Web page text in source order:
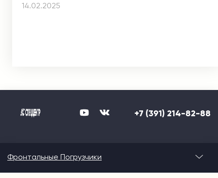
14.02.2025
+7 (391) 214-82-88
Фронтальные Погрузчики